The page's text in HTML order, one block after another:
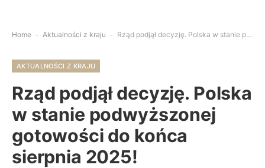
Home - Aktualności z kraju - Rząd podjął decyzję. Polska w stanie podwyższonej gotowości do końca sierpnia 2025!
AKTUALNOŚCI Z KRAJU
Rząd podjął decyzję. Polska
w stanie podwyższonej
gotowości do końca
sierpnia 2025!